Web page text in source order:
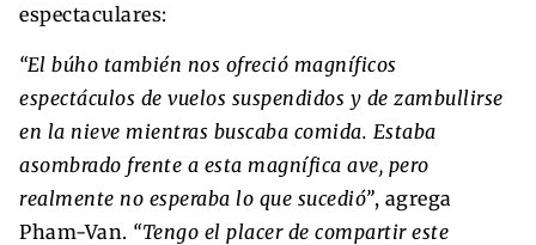
espectaculares:
“El búho también nos ofreció magníficos
espectáculos de vuelos suspendidos y de zambullirse
en la nieve mientras buscaba comida. Estaba
asombrado frente a esta magnífica ave, pero
realmente no esperaba lo que sucedió”, agrega
Pham-Van. “Tengo el placer de compartir este